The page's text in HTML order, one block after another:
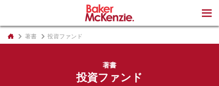
著書 投資ファンド
著書
投資ファンド